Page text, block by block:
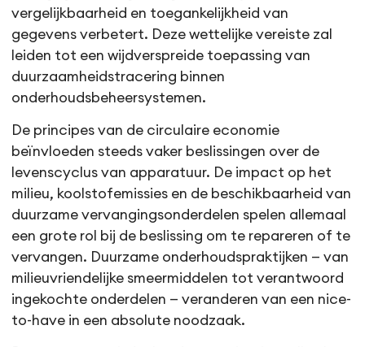
vergelijkbaarheid en toegankelijkheid van
gegevens verbetert. Deze wettelijke vereiste zal
leiden tot een wijdverspreide toepassing van
duurzaamheidstracering binnen
onderhoudsbeheersystemen.
De principes van de circulaire economie
beïnvloeden steeds vaker beslissingen over de
levenscyclus van apparatuur. De impact op het
milieu, koolstofemissies en de beschikbaarheid van
duurzame vervangingsonderdelen spelen allemaal
een grote rol bij de beslissing om te repareren of te
vervangen. Duurzame onderhoudspraktijken — van
milieuvriendelijke smeermiddelen tot verantwoord
ingekochte onderdelen — veranderen van een nice-
to-have in een absolute noodzaak.